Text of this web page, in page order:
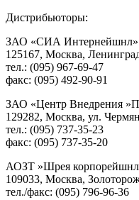
Дистрибьюторы:
ЗАО «СИА Интернейшнл»
125167, Москва,
тел.: (095) 967-69-47
факс: (095) 492-90-91
ЗАО «Центр Внедрения
129282, Москва, ул.
тел.: (095) 737-35-23
факс: (095) 737-35-20
АОЗТ »Шрея
109033, Москва,
тел./факс: (095) 796-96-36